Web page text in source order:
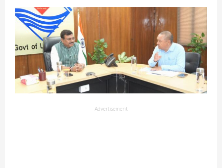
Advertisement